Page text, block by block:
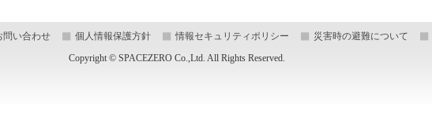
問い合わせ 個人情報保護方針 情報セキュリティポリシー 災害時の避難について
Copyright © SPACEZERO Co.,Ltd. All Rights Reserved.